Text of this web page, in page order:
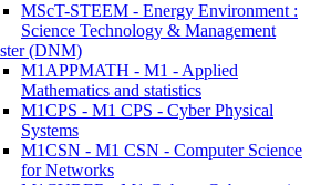
MScT-STEEM - Energy Environment :
Science Technology & Management
(DNM)
M1APPMATH - M1 - Applied
Mathematics and statistics
M1CPS - M1 CPS - Cyber Physical
Systems
M1CSN - M1 CSN - Computer Science
for Networks